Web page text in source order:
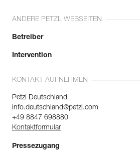
ANDERE PETZL WEBSEITEN
Betreiber
Intervention
KONTAKT AUFNEHMEN
Petzl Deutschland
info.deutschland@petzl.com
+49 8847 698880
Kontaktformular
Pressezugang